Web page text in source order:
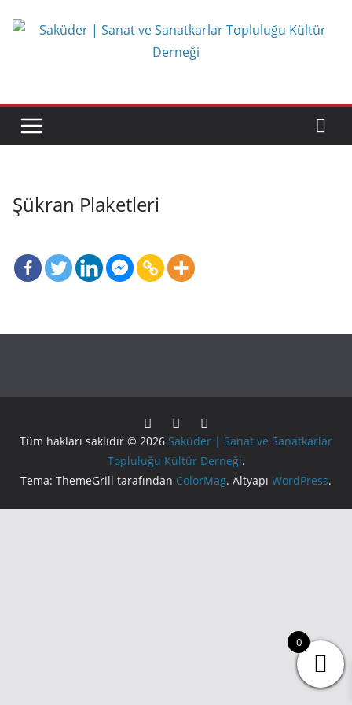
Şükran Plaketleri
Tüm hakları saklıdır © 2026 Saküder | Sanat ve Sanatkarlar
Topluluğu Kültür Derneği.
Tema: ThemeGrill tarafından ColorMag. Altyapı WordPress.
0